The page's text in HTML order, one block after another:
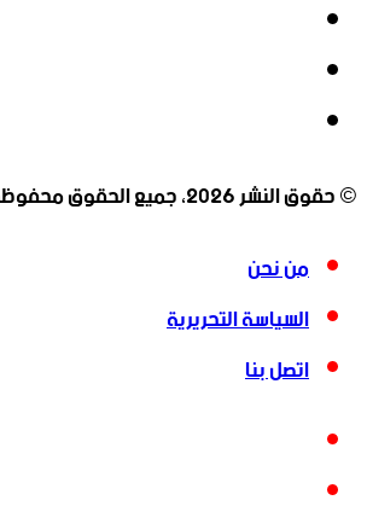
© حقوق النشر 2026، جميع الحقوق محفوظة |
من نحن
السياسة التحريرية
اتصل بنا